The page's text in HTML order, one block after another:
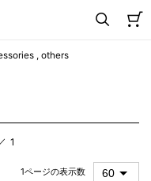
, others
1
1ページの表示数